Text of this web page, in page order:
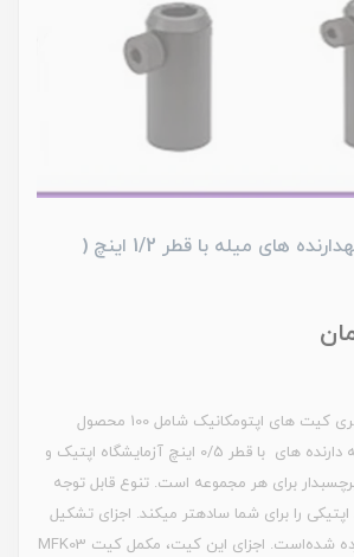
کیت پایه ‏ها و نگه‏دارنده ‏های میله با قطر 1/2 اینچ (
کیت MFK01/S از سری کیت‏ های اپتومکانیک شامل 100 محصول
پرکاربرد از پایه ‏ها و نگه‏ دارنده‏ های با قطر 0/5 اینچ آزمایشگاه اپتیک و
لیزر به علاوه کابینت برچسب‎دار برای هر مجموعه است. تنوع قابل توجه
اپتیکی را برای شما ساده‏تر می‏کند. اجزای تشکیل‏
دهنده کیت در زیر آورده شده‌است. اجزای این کیت، مکمل کیت MFK03